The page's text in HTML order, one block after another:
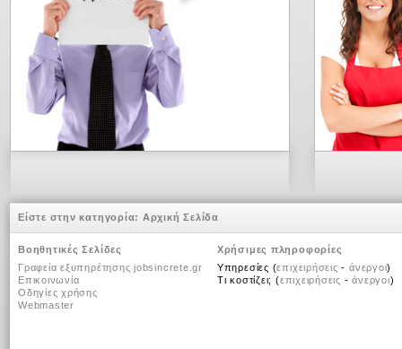
Είστε στην κατηγορία: Αρχική Σελίδα
Βοηθητικές Σελίδες
Γραφεία εξυπηρέτησης jobsincrete.gr
Επικοινωνία
Οδηγίες χρήσης
Webmaster
Χρήσιμες πληροφορίες
Υπηρεσίες (επιχειρήσεις - άνεργοι)
Τι κοστίζει; (επιχειρήσεις -άνεργοι)